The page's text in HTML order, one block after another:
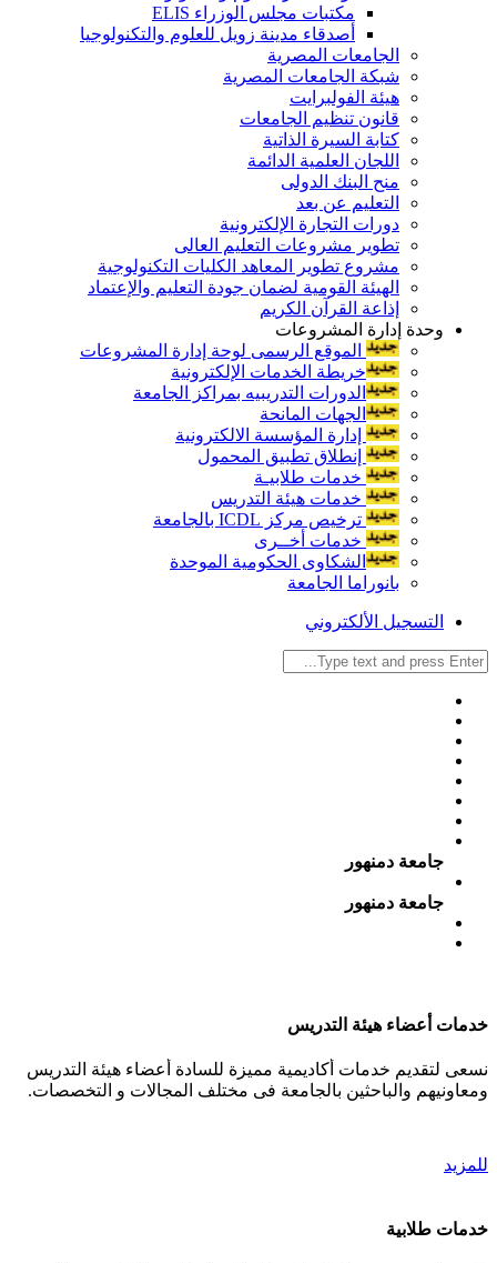
مكتبات مجلس الوزراء ELIS
أصدقاء مدينة زويل للعلوم والتكنولوجيا
الجامعات المصرية
شبكة الجامعات المصرية
هيئة الفولبرايت
قانون تنظيم الجامعات
كتابة السيرة الذاتية
اللجان العلمية الدائمة
منح البنك الدولى
التعليم عن بعد
دورات التجارة الإلكترونية
تطوير مشروعات التعليم العالى
مشروع تطوير المعاهد الكليات التكنولوجية
الهيئة القومية لضمان جودة التعليم والإعتماد
إذاعة القرآن الكريم
وحدة إدارة المشروعات
الموقع الرسمى لوحة إدارة المشروعات
خريطة الخدمات الإلكترونية
الدورات التدريبيه بمراكز الجامعة
الجهات المانحة
إدارة المؤسسة الالكترونية
إنطلاق تطبيق المحمول
خدمات طلابيـة
خدمات هيئة التدريس
ترخيص مركز ICDL بالجامعة
خدمات أخــرى
الشكاوى الحكومية الموحدة
بانوراما الجامعة
التسجيل الألكتروني
جامعة دمنهور
جامعة دمنهور
خدمات أعضاء هيئة التدريس
نسعى لتقديم خدمات أكاديمية مميزة للسادة أعضاء هيئة التدريس
ومعاونيهم والباحثين بالجامعة فى مختلف المجالات و التخصصات.
للمزيد
خدمات طلابية